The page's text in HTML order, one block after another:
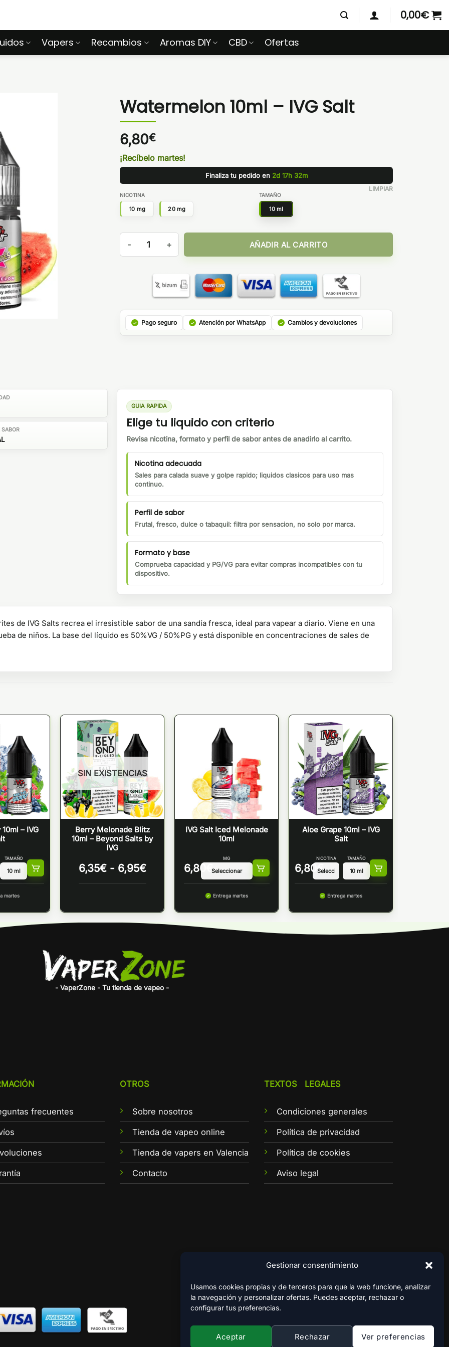
Gestionar consentimiento
Usamos cookies propias y de terceros para que la web funcione, analizar
la navegación y personalizar ofertas. Puedes aceptar, rechazar o
configurar tus preferencias.
Aceptar Rechazar Ver preferencias
0,00€
Vapers Recambios Aromas DIY CBD Ofertas
Watermelon 10ml – IVG Salt
6,80€
¡Recíbelo martes!
Finaliza tu pedido en 2d 17h 32m
NICOTINA
10 mg 20 mg
TAMAÑO
10 ml
LIMPIAR
Watermelon 10ml - IVG Salt cantidad
AÑADIR AL CARRITO
Pago seguro Atención por WhatsApp Cambios y devoluciones
SABOR
GUIA RAPIDA
Elige tu liquido con criterio
Revisa nicotina, formato y perfil de sabor antes de anadirlo al carrito.
Nicotina adecuada
Sales para calada suave y golpe rapido; liquidos clasicos para uso mas
continuo.
Perfil de sabor
Frutal, fresco, dulce o tabaquil: filtra por sensacion, no solo por marca.
Formato y base
Comprueba capacidad y PG/VG para evitar compras incompatibles con tu
dispositivo.
de IVG Salts recrea el irresistible sabor de una sandía fresca, ideal para vapear a diario. Viene en una
de niños. La base del líquido es 50%VG / 50%PG y está disponible en concentraciones de sales de
– IVG
TAMAÑO
martes
SIN EXISTENCIAS
Berry Melonade Blitz
10ml – Beyond Salts by
IVG
6,35€ - 6,95€Rango
6,35€
hasta
IVG Salt Iced Melonade
10ml
6,80 €
MG
Entrega martes
Aloe Grape 10ml – IVG
Salt
6,80 €
NICOTINA TAMAÑO
Entrega martes
- VaperZone - Tu tienda de vapeo -
frecuentes
OTROS
Sobre nosotros
Tienda de vapeo online
Tienda de vapers en Valencia
Contacto
TEXTOS LEGALES
Condiciones generales
Política de privacidad
Política de cookies
Aviso legal